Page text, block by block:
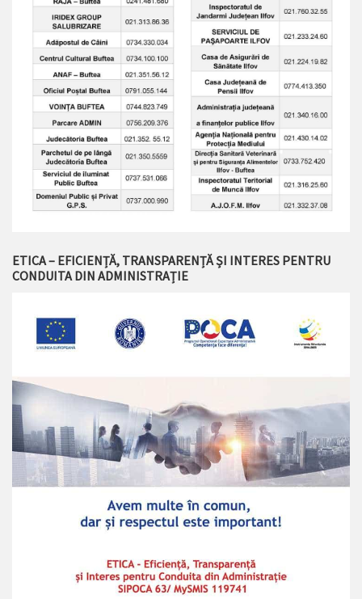
ETICA – EFICIENȚĂ, TRANSPARENȚĂ ȘI INTERES PENTRU
CONDUITA DIN ADMINISTRAȚIE